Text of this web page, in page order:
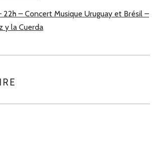
22h – Concert Musique Uruguay et Brésil –
y la Cuerda